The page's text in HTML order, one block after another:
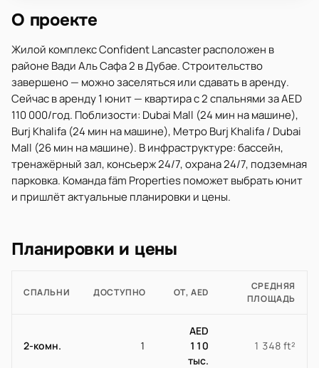
О проекте
Жилой комплекс Confident Lancaster расположен в
районе Вади Аль Сафа 2 в Дубае. Строительство
завершено — можно заселяться или сдавать в аренду.
Сейчас в аренду 1 юнит — квартира с 2 спальнями за AED
110 000/год. Поблизости: Dubai Mall (24 мин на машине),
Burj Khalifa (24 мин на машине), Метро Burj Khalifa / Dubai
Mall (26 мин на машине). В инфраструктуре: бассейн,
тренажёрный зал, консьерж 24/7, охрана 24/7, подземная
парковка. Команда fäm Properties поможет выбрать юнит
и пришлёт актуальные планировки и цены.
Планировки и цены
СПАЛЬНИ ДОСТУПНО ОТ, AED
СРЕДНЯЯ
ПЛОЩАДЬ
2-комн. 1
AED
110
тыс.
1 348 ft²